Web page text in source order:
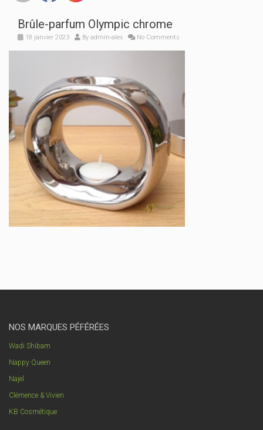
Brûle-parfum Olympic chrome
18 janvier 2023 By admin-alex No Comments
NOS MARQUES PÉFÉRÉES
Wadi Shibam
Nappy Queen
Najel
Clémence & Vivien
KB Cosmétique